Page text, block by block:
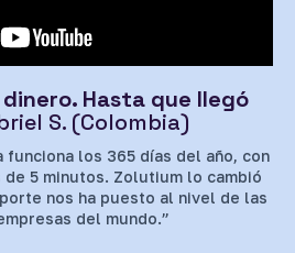
Hasta que llegó
S. (Colombia)
funciona los 365 días del año, con
5 minutos. Zolutium lo cambió
nos ha puesto al nivel de las
del mundo.”